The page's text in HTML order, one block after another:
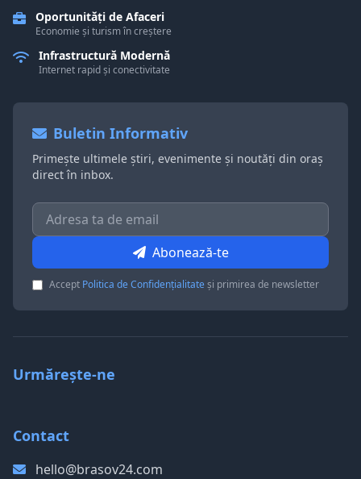
Oportunități de Afaceri
Economie și turism în creștere
Infrastructură Modernă
Internet rapid și conectivitate
Buletin Informativ
Primește ultimele știri, evenimente și noutăți din oraș
direct în inbox.
Abonează-te
Accept Politica de Confidențialitateși primirea de newsletter
Urmărește-ne
Contact
hello@brasov24.com